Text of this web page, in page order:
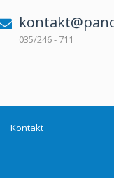
035/246 - 711
Kontakt